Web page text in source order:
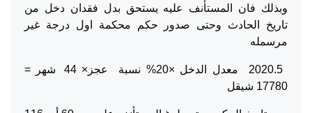
وبذلك فان المستأنف عليه يستحق بدل فقدان دخل من
تاريخ الحادث وحتى صدور حكم محكمة اول درجة غير
مرسمله
2020.5 معدل الدخل ×20% نسبة عجز× 44 شهر =
17780 شيقل